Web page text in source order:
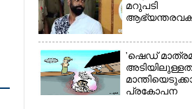
മറുപടി
'ഷെഡ്
പ്രകോപന